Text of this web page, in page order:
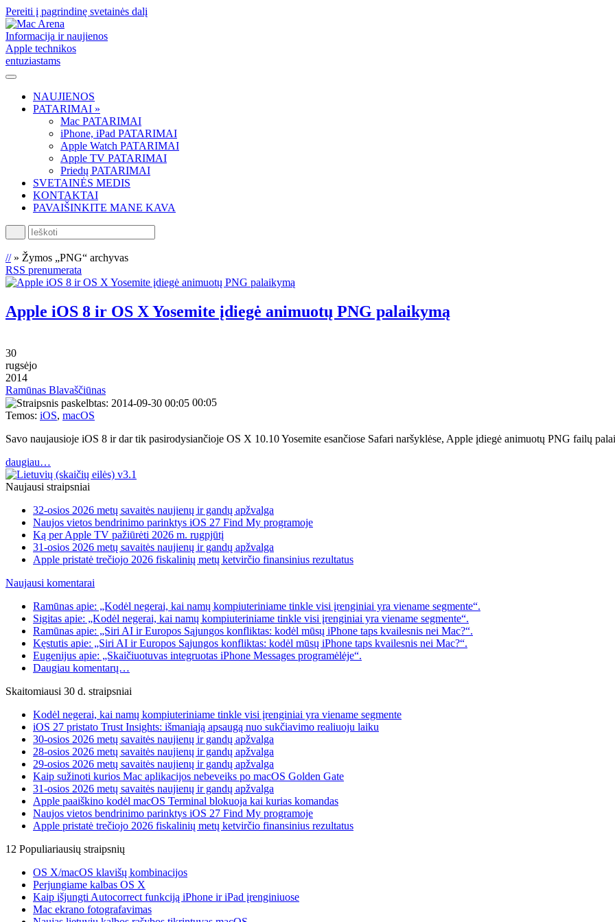
Pereiti į pagrindinę svetainės dalį
Informacija ir naujienos
Apple technikos
entuziastams
NAUJIENOS
PATARIMAI »
Mac PATARIMAI
iPhone, iPad PATARIMAI
Apple Watch PATARIMAI
Apple TV PATARIMAI
Priedų PATARIMAI
SVETAINĖS MEDIS
KONTAKTAI
PAVAIŠINKITE MANE KAVA
Ieškoti
//» Žymos „PNG“ archyvas
RSS prenumerata
Apple iOS 8 ir OS X Yosemite įdiegė animuotų PNG palaikymą
30
rugsėjo
2014
Ramūnas Blavaščiūnas
00:05
Temos: iOS, macOS
Savo naujausioje iOS 8 ir dar tik pasirodysiančioje OS X 10.10 Yosemite esančiose Safari naršyklėse, Apple įdiegė animuotų PNG failų
daugiau…
Naujausi straipsniai
32-osios 2026 metų savaitės naujienų ir gandų apžvalga
Naujos vietos bendrinimo parinktys iOS 27 Find My programoje
Ką per Apple TV pažiūrėti 2026 m. rugpjūtį
31-osios 2026 metų savaitės naujienų ir gandų apžvalga
Apple pristatė trečiojo 2026 fiskalinių metų ketvirčio finansinius rezultatus
Naujausi komentarai
Ramūnas apie: „Kodėl negerai, kai namų kompiuteriniame tinkle visi įrenginiai yra viename segmente“.
Sigitas apie: „Kodėl negerai, kai namų kompiuteriniame tinkle visi įrenginiai yra viename segmente“.
Ramūnas apie: „Siri AI ir Europos Sąjungos konfliktas: kodėl mūsų iPhone taps kvailesnis nei Mac?“.
Kęstutis apie: „Siri AI ir Europos Sąjungos konfliktas: kodėl mūsų iPhone taps kvailesnis nei Mac?“.
Eugenijus apie: „Skaičiuotuvas integruotas iPhone Messages programėlėje“.
Daugiau komentarų…
Skaitomiausi 30 d. straipsniai
Kodėl negerai, kai namų kompiuteriniame tinkle visi įrenginiai yra viename segmente
iOS 27 pristato Trust Insights: išmaniąją apsaugą nuo sukčiavimo realiuoju laiku
30-osios 2026 metų savaitės naujienų ir gandų apžvalga
28-osios 2026 metų savaitės naujienų ir gandų apžvalga
29-osios 2026 metų savaitės naujienų ir gandų apžvalga
Kaip sužinoti kurios Mac aplikacijos nebeveiks po macOS Golden Gate
31-osios 2026 metų savaitės naujienų ir gandų apžvalga
Apple paaiškino kodėl macOS Terminal blokuoja kai kurias komandas
Naujos vietos bendrinimo parinktys iOS 27 Find My programoje
Apple pristatė trečiojo 2026 fiskalinių metų ketvirčio finansinius rezultatus
12 Populiariausių straipsnių
OS X/macOS klavišų kombinacijos
Perjungiame kalbas OS X
Kaip išjungti Autocorrect funkciją iPhone ir iPad įrenginiuose
Mac ekrano fotografavimas